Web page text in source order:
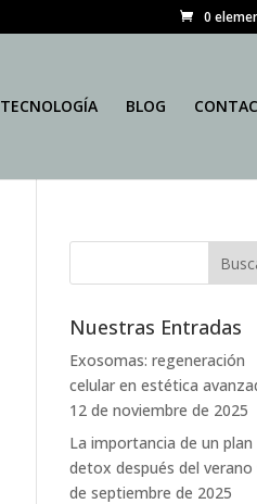
0
TECNOLOGÍA BLOG
Nuestras Entradas
Exosomas: regeneración
celular en estética
12 de noviembre de 2025
La importancia de un plan
detox después del verano
de septiembre de 2025